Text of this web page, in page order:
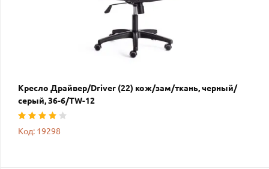
Кресло Драйвер/Driver (22) кож/зам/ткань, черный/
серый, 36-6/TW-12
Код: 19298